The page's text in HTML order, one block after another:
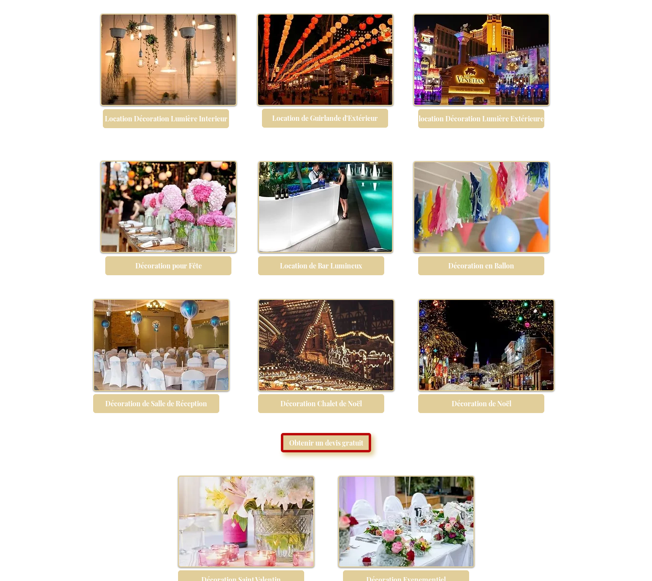
Location Décoration Lumière Interieur Location de Guirlande d'Extérieur location Décoration Lumière Extérieure
Décoration pour Fête
Décoration de Salle de Réception
Location de Bar Lumineux
Décoration Chalet de Noël
Décoration en Ballon
Décoration de Noël
Obtenir un devis gratuit